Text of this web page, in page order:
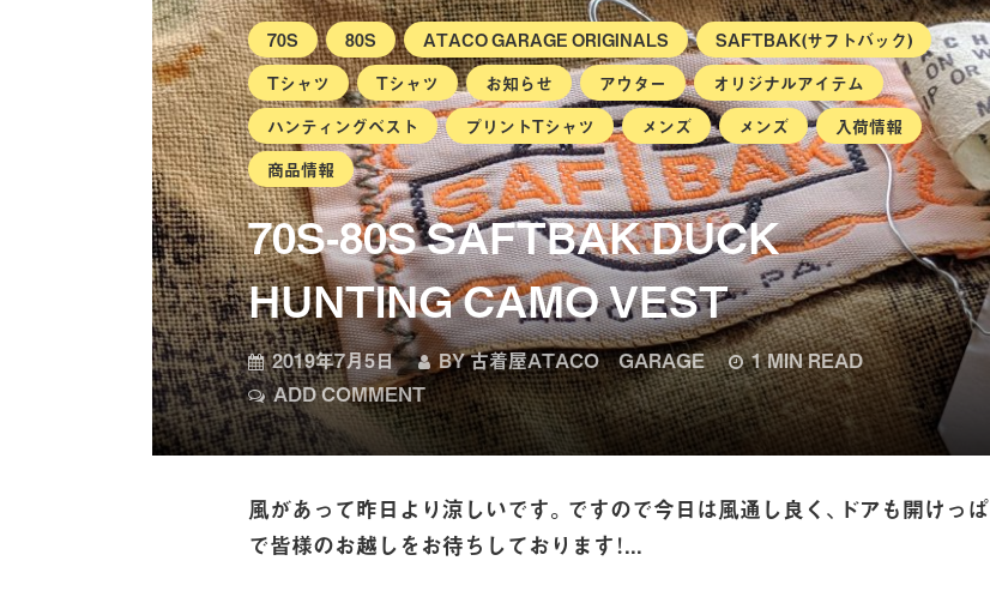
70S 80S ATACO GARAGE ORIGINALS
SAFTBAK(サフトバック)
Tシャツ
Tシャツ お知らせ アウター
オリジナルアイテム
ハンティングベスト
プリントTシャツ メンズ メンズ
入荷情報
商品情報
70S-80S SAFTBAK DUCK
HUNTING CAMO VEST
2019年7月5日 BY古着屋ATACO GARAGE
1 MIN READ
ADD COMMENT
風があって昨日より涼しいです。ですので今日は風通し良く、ドアも開けっぱ
で皆様のお越しをお待ちしております！...